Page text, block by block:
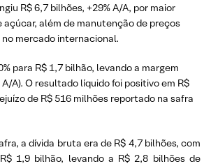
R$ 6,7 bilhões, +29% A/A, por maior
açúcar, além de manutenção de preços
mercado internacional.
para R$ 1,7 bilhão, levando a margem
A/A). O resultado líquido foi positivo em R$
de R$ 516 milhões reportado na safra
a dívida bruta era de R$ 4,7 bilhões, com
1,9 bilhão, levando a R$ 2,8 bilhões de